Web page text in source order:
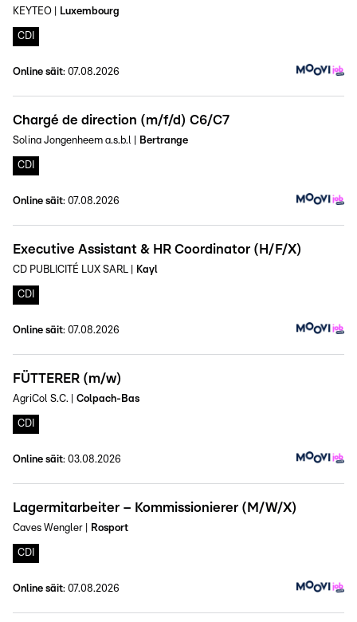
KEYTEO Luxembourg
CDI
Online säit: 07.08.2026
Chargé de direction (m/f/d) C6/C7
Solina Jongenheem a.s.b.l Bertrange
CDI
Online säit: 07.08.2026
Executive Assistant & HR Coordinator (H/F/X)
CD PUBLICITÉ LUX SARL Kayl
CDI
Online säit: 07.08.2026
FÜTTERER (m/w)
AgriCol S.C. Colpach-Bas
CDI
Online säit: 03.08.2026
Lagermitarbeiter – Kommissionierer (M/W/X)
Caves Wengler Rosport
CDI
Online säit: 07.08.2026